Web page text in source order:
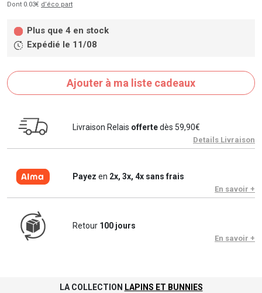
Dont 0.03€ d’éco part
Plus que 4 en stock
Expédié le 11/08
Ajouter à ma liste cadeaux
Livraison Relais offertedès 59,90€
Details Livraison
Payez en 2x, 3x, 4x sans frais
En savoir +
Retour 100 jours
En savoir +
LA COLLECTION LAPINS ET BUNNIES